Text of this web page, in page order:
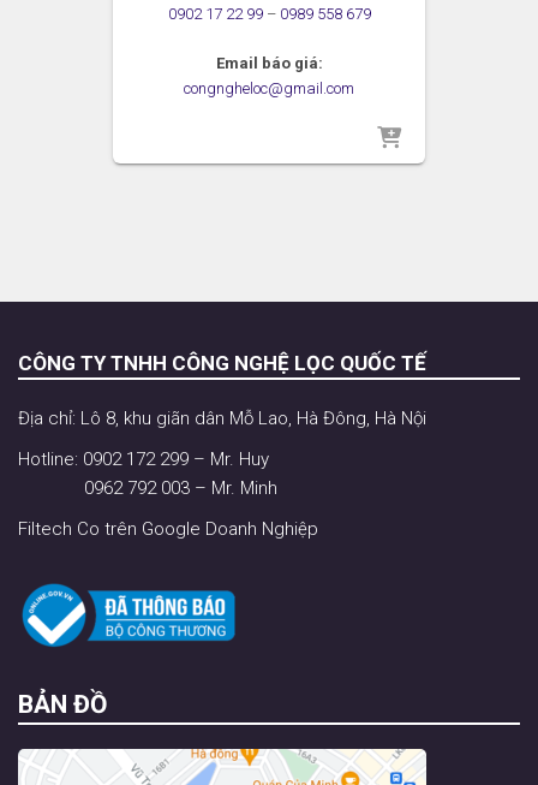
0902 17 22 99– 0989 558 679
Email báo giá:
congngheloc@gmail.com
CÔNG TY TNHH CÔNG NGHỆ LỌC QUỐC TẾ
Địa chỉ: Lô 8, khu giãn dân Mỗ Lao, Hà Đông, Hà Nội
Hotline: 0902 172 299 – Mr. Huy
0962 792 003 – Mr. Minh
Filtech Co trên Google Doanh Nghiệp
BẢN ĐỒ